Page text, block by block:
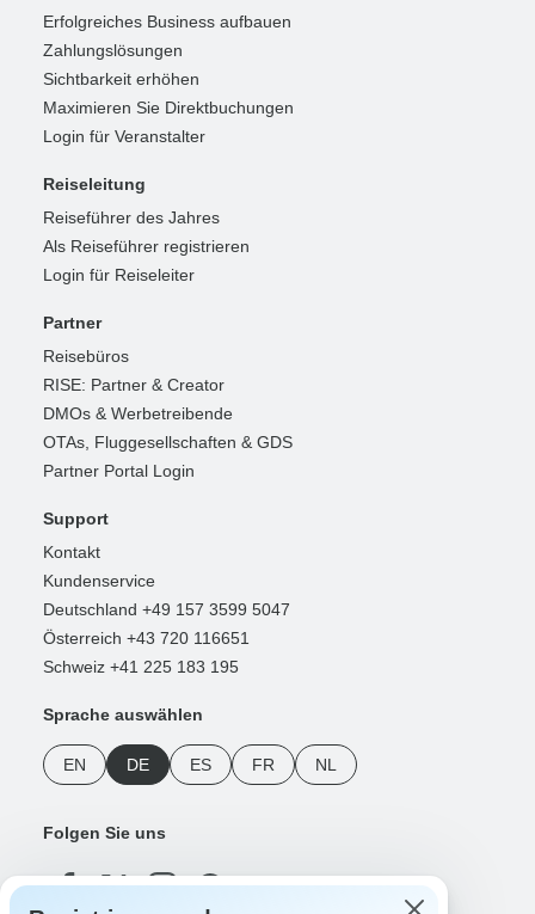
Erfolgreiches Business aufbauen
Zahlungslösungen
Sichtbarkeit erhöhen
Maximieren Sie Direktbuchungen
Login für Veranstalter
Reiseleitung
Reiseführer des Jahres
Als Reiseführer registrieren
Login für Reiseleiter
Partner
Reisebüros
RISE: Partner & Creator
DMOs & Werbetreibende
OTAs, Fluggesellschaften & GDS
Partner Portal Login
Support
Kontakt
Kundenservice
Deutschland +49 157 3599 5047
Österreich +43 720 116651
Schweiz +41 225 183 195
Sprache auswählen
EN DE ES FR NL
Folgen Sie uns